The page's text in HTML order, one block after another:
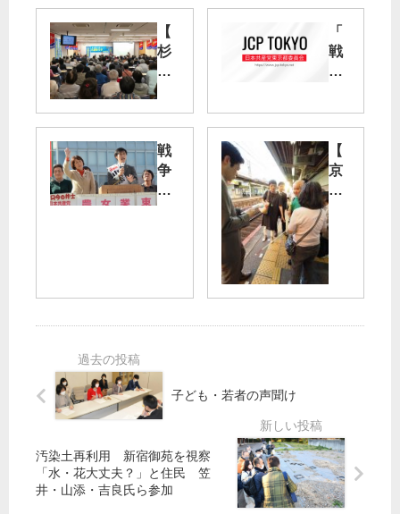
【
杉
並
長
選
】
三
期
～
変
え
「
戦
争
」
を
廃
止
に
！
行
予
定
11/
戦
争
法
何
い
【
京
成
立
石
転
落
亡
党
議
員
と
子ども・若者の声聞け
汚染土再利用 新宿御苑を視察
「水・花大丈夫？」と住民 笠
井・山添・吉良氏ら参加